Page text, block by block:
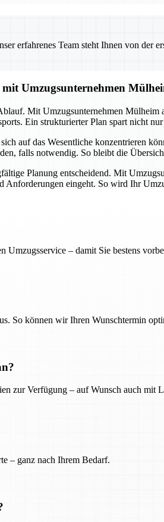
erfahrenes Team steht Ihnen von
Umzugsunternehmen
Mit Umzugsunternehmen
Ein strukturierter Plan spart nicht
auf das Wesentliche konzentrieren
falls notwendig. So bleibt die
Planung entscheidend. Mit
eingeht. So wird Ihr
– damit Sie bestens
So können wir Ihren Wunschtermin
zur Verfügung – auf Wunsch auch mit
– ganz nach Ihrem Bedarf.